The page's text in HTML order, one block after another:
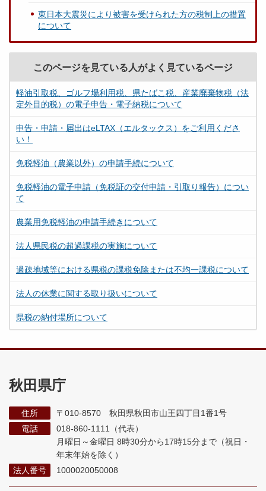
東日本大震災により被害を受けられた方の税制上の措置
について
このページを見ている人がよく見ているページ
軽油引取税、ゴルフ場利用税、県たばこ税、産業廃棄物税（法
定外目的税）の電子申告・電子納税について
申告・申請・届出はeLTAX（エルタックス）をご利用くださ
い！
免税軽油（農業以外）の申請手続について
免税軽油の電子申請（免税証の交付申請・引取り報告）につい
て
農業用免税軽油の申請手続きについて
法人県民税の超過課税の実施について
過疎地域等における県税の課税免除または不均一課税について
法人の休業に関する取り扱いについて
県税の納付場所について
秋田県庁
住所
〒010-8570 秋田県秋田市山王四丁目1番1号
電話
018-860-1111（代表）
月曜日～金曜日 8時30分から17時15分まで （祝日・
年末年始を除く）
法人番号
1000020050008